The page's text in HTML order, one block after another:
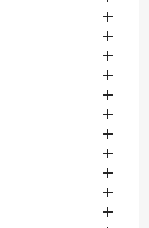










